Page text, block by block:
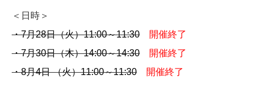
＜日時＞
・7月28日（火）11:00～11:30
開催終了
・7月30日（木）14:00～14:30
開催終了
・8月4日 （火）11:00～11:30
開催終了